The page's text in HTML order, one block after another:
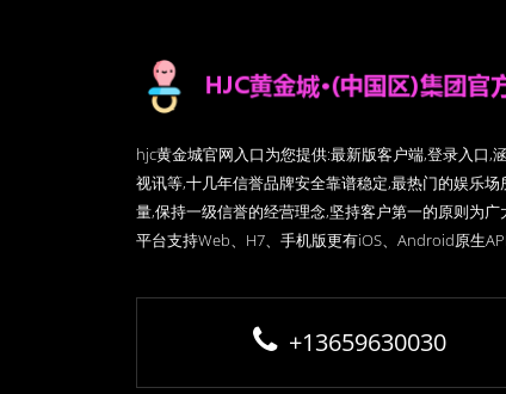
hjc黄金城官网入口为您提供:最新版客户端,登录入口,
视讯等,十几年信誉品牌安全靠谱稳定,最热门的娱乐
量,保持一级信誉的经营理念,坚持客户第一的原则为广
平台支持Web、H7、手机版更有iOS、Android原生
+13659630030